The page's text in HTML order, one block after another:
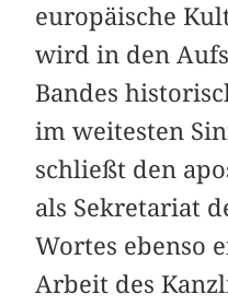
europäische
wird in den
Bandes
im weitesten
schließt den
als Sekretariat
Wortes ebenso
Arbeit des